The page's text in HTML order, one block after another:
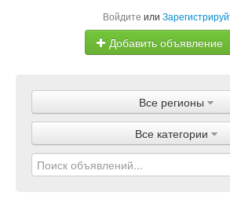
Войдите или
Добавить объявление
Объявления
Магазины
Услуги
Все регионы
Все категории